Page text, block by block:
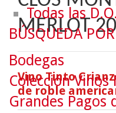
MERLOT
Vino Tinto
de roble
Todas las
BÚSQUEDA POR
Bodegas
Colección Vinos
Grandes Pagos